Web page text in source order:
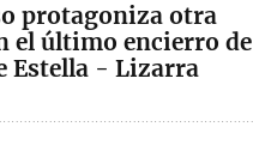
protagoniza otra
el último encierro de
Estella - Lizarra